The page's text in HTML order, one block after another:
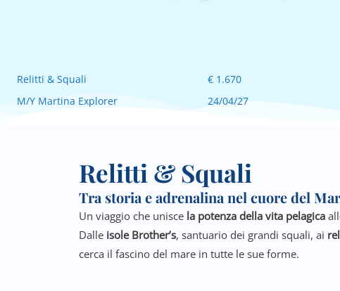
Relitti & Squali
M/Y Martina Explorer
€ 1.670
24/04/27
Relitti & Squali
Tra storia e adrenalina nel cuore del
Un viaggio che unisce la potenza della vita pelagica
Dalle isole Brother’s, santuario dei grandi squali, ai
cerca il fascino del mare in tutte le sue forme.